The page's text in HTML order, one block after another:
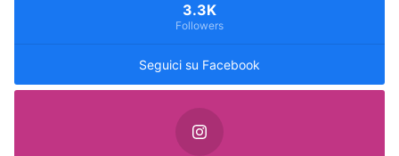
Seguici su Facebook
3.3K
Followers